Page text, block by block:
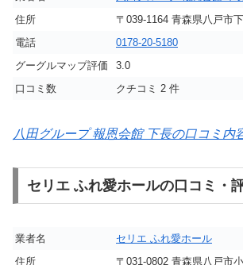
住所
〒039-1164 青森県八戸市
電話
0178-20-5180
グーグルマップ評価
3.0
口コミ数
クチコミ 2 件
八田グループ 報恩会館 下長の口コミ内
セリエ ふれ愛ホールの口コミ・
業者名
セリエ ふれ愛ホール
住所
〒031-0802 青森県八戸市